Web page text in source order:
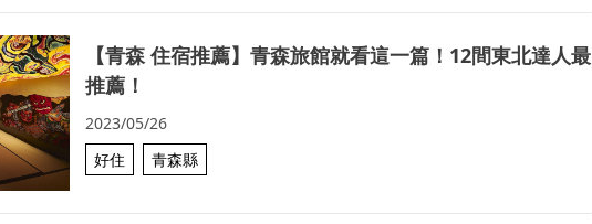
【青森 住宿推薦】青森旅館就看這一篇！12間東北達人最
推薦！
2023/05/26
好住
青森縣